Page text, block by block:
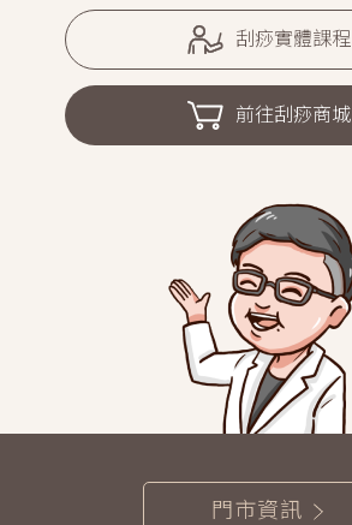
刮痧實體課程
前往刮痧商城
門市資訊